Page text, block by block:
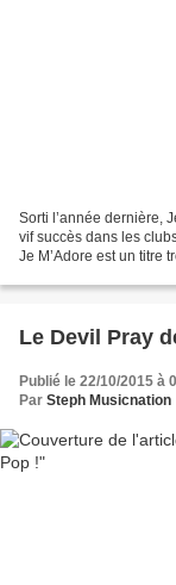
Sorti l’année dernière,
vif succès dans les
Je M’Adore est un titre
Le Devil Pray
Publié le 22/10/2015 à
Par Steph Musicnation